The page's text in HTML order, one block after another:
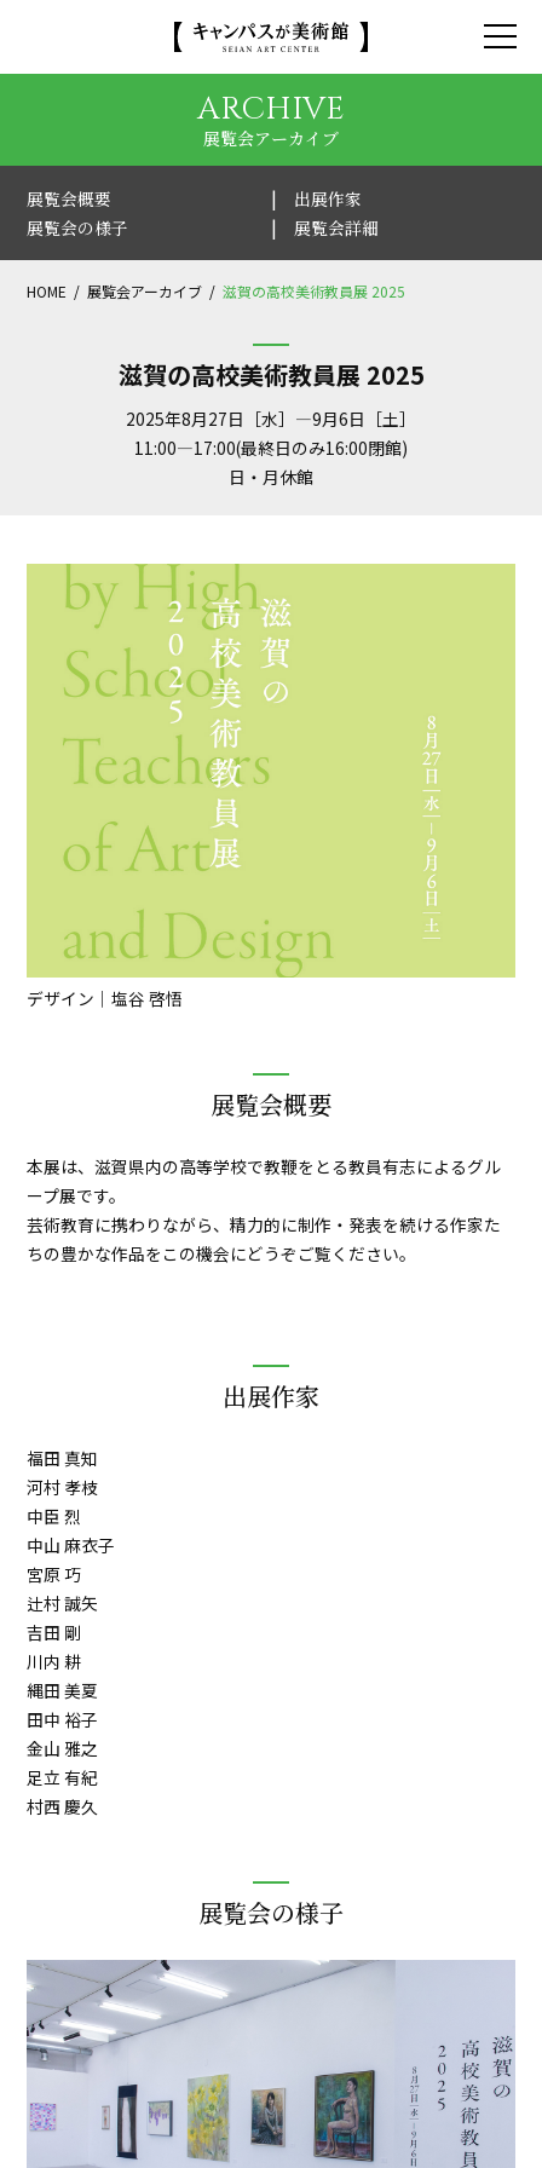
ARCHIVE
展覧会アーカイブ
展覧会概要
出展作家
展覧会の様子
展覧会詳細
HOME 展覧会アーカイブ 滋賀の高校美術教員展 2025
滋賀の高校美術教員展 2025
2025年8月27日［水］—9月6日［土］
11:00—17:00(最終日のみ16:00閉館)
日・月休館
デザイン｜塩谷 啓悟
展覧会概要
本展は、滋賀県内の高等学校で教鞭をとる教員有志によるグル
ープ展です。
芸術教育に携わりながら、精力的に制作・発表を続ける作家た
ちの豊かな作品をこの機会にどうぞご覧ください。
出展作家
福田 真知
河村 孝枝
中臣 烈
中山 麻衣子
宮原 巧
辻村 誠矢
吉田 剛
川内 耕
縄田 美夏
田中 裕子
金山 雅之
足立 有紀
村西 慶久
展覧会の様子